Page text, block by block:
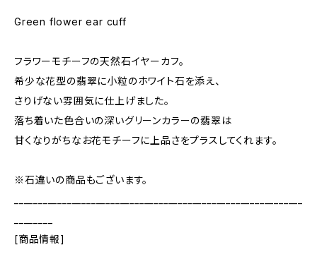
Green flower ear cuff
フラワーモチーフの天然石イヤーカフ。
希少な花型の翡翠に小粒のホワイト石を添え、
さりげない雰囲気に仕上げました。
落ち着いた色合いの深いグリーンカラーの翡翠は
甘くなりがちなお花モチーフに上品さをプラスしてくれます。
※石違いの商品もございます。
[商品情報]